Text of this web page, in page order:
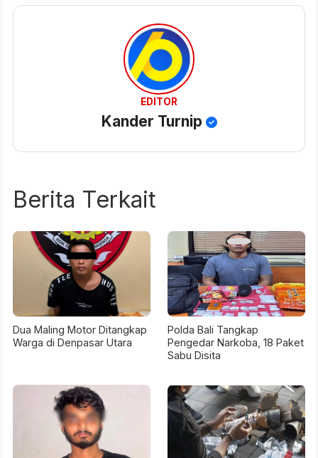
EDITOR
Kander Turnip
Berita Terkait
Dua Maling Motor Ditangkap
Warga di Denpasar Utara
Polda Bali Tangkap
Pengedar Narkoba, 18 Paket
Sabu Disita